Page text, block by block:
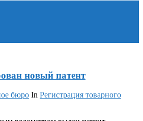
новый патент
бюро In Регистрация товарного